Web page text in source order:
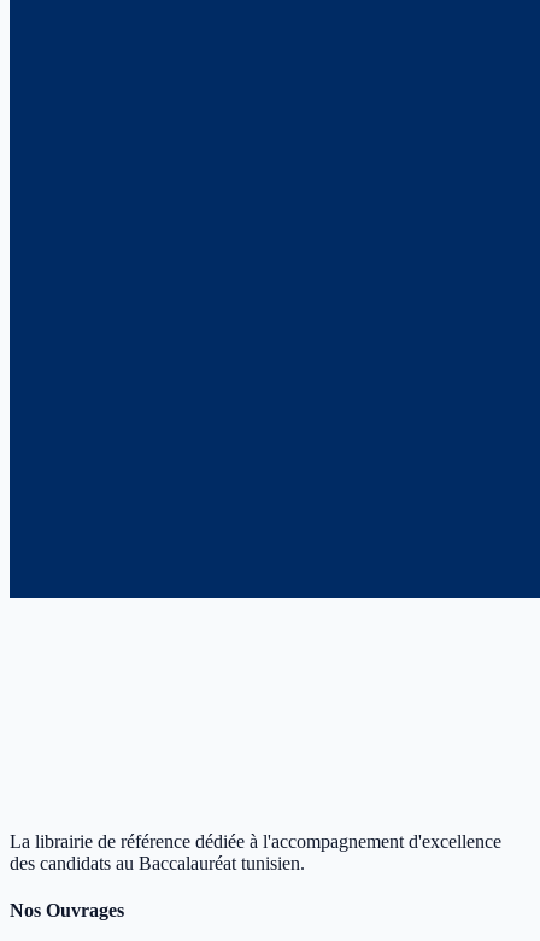
La librairie de référence dédiée à l'accompagnement d'excellence
des candidats au Baccalauréat tunisien.
Nos Ouvrages